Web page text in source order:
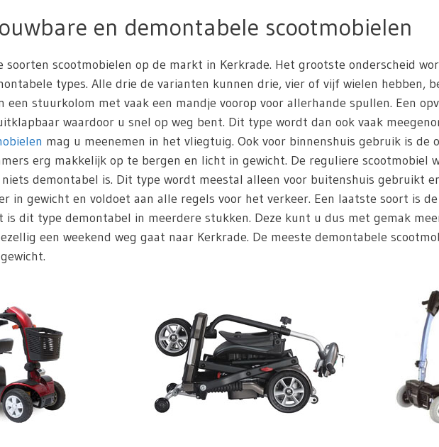
en demontabele scootmobielen
soorten scootmobielen op de markt in Kerkrade. Het grootste onderscheid
types. Alle drie de varianten kunnen drie, vier of vijf wielen hebben,
een stuurkolom met vaak een mandje voorop voor allerhande spullen. Een
waardoor u snel op weg bent. Dit type wordt dan ook vaak
mag u meenemen in het vliegtuig. Ook voor binnenshuis gebruik is de
erg makkelijk op te bergen en licht in gewicht. De reguliere scootmobiel
demontabel is. Dit type wordt meestal alleen voor buitenshuis gebruikt
in gewicht en voldoet aan alle regels voor het verkeer. Een laatste soort is
is dit type demontabel in meerdere stukken. Deze kunt u dus met gemak
een weekend weg gaat naar Kerkrade. De meeste demontabele